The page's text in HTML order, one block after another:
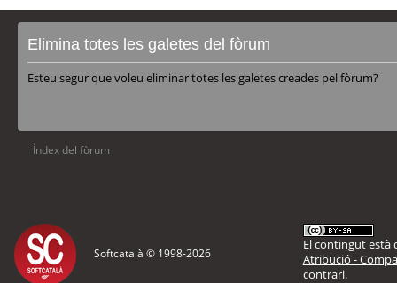
Elimina totes les galetes del fòrum
Esteu segur que voleu eliminar totes les galetes creades pel fòrum?
Índex del fòrum
Softcatalà © 1998-2026
El contingut està
Atribució -
contrari.